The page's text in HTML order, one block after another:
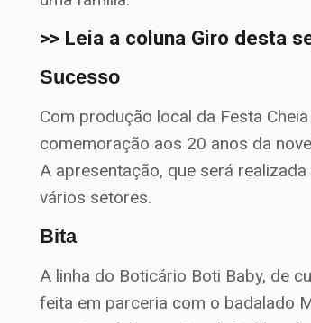
>> Leia a coluna Giro desta
Sucesso
Com produção local da Festa
comemoração aos 20 anos da
A apresentação, que será
vários setores.
Bita
A linha do Boticário Boti Baby, de
feita em parceria com o badalado